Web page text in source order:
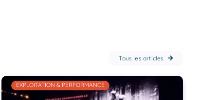
Tous les articles
EXPLOITATION & PERFORMANCE